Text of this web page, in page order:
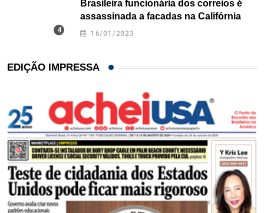
Brasileira funcionária dos correios é
assassinada a facadas na Califórnia
16/01/2023
EDIÇÃO IMPRESSA